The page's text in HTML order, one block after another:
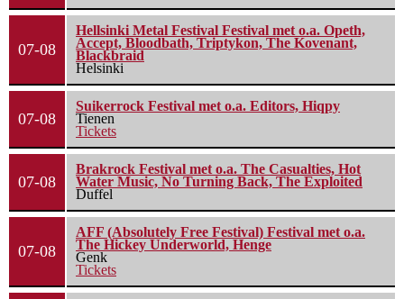
07-08
Hellsinki Metal Festival Festival met o.a. Opeth,
Accept, Bloodbath, Triptykon, The Kovenant,
Blackbraid
Helsinki
07-08
Suikerrock Festival met o.a. Editors, Hiqpy
Tienen
Tickets
07-08
Brakrock Festival met o.a. The Casualties, Hot
Water Music, No Turning Back, The Exploited
Duffel
07-08
AFF (Absolutely Free Festival) Festival met o.a.
The Hickey Underworld, Henge
Genk
Tickets